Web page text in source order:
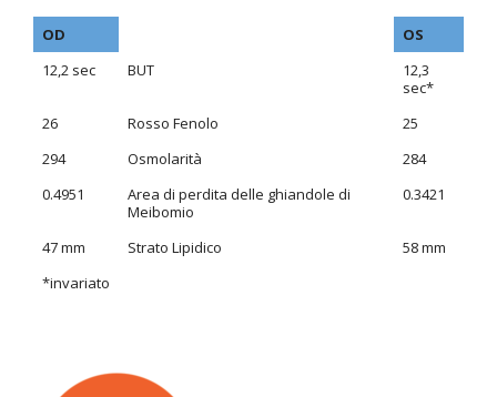
OD
OS
12,2 sec
BUT
12,3
sec*
26
Rosso Fenolo
25
294
Osmolarità
284
0.4951
Area di perdita delle ghiandole di
Meibomio
0.3421
47 mm Strato Lipidico
58 mm
*invariato